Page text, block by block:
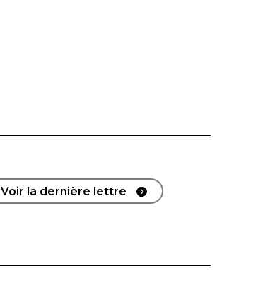
Voir la dernière lettre